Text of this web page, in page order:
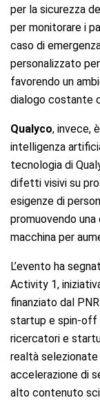
per la sicurezza
per monitorare i
caso di
personalizzato
favorendo un
dialogo costante
Qualyco, invece,
intelligenza
tecnologia di
difetti visivi su
esigenze di
promuovendo
macchina per
L’evento ha
Activity 1,
finanziato dal
startup e spin-off
ricercatori e
realtà selezionate
accelerazione di
alto contenuto